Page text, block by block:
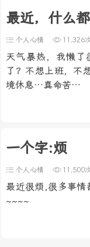
最近，什么
个人心情 11,326
天气暴热，我懒
了？不想上班，不
境休息…真命苦…
一个字:烦
个人心情 11,500
最近很烦,很多事
~~~~